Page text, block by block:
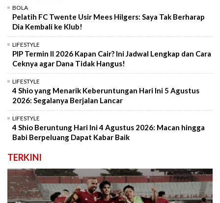
BOLA
Pelatih FC Twente Usir Mees Hilgers: Saya Tak Berharap
Dia Kembali ke Klub!
LIFESTYLE
PIP Termin II 2026 Kapan Cair? Ini Jadwal Lengkap dan Cara
Ceknya agar Dana Tidak Hangus!
LIFESTYLE
4 Shio yang Menarik Keberuntungan Hari Ini 5 Agustus
2026: Segalanya Berjalan Lancar
LIFESTYLE
4 Shio Beruntung Hari Ini 4 Agustus 2026: Macan hingga
Babi Berpeluang Dapat Kabar Baik
TERKINI